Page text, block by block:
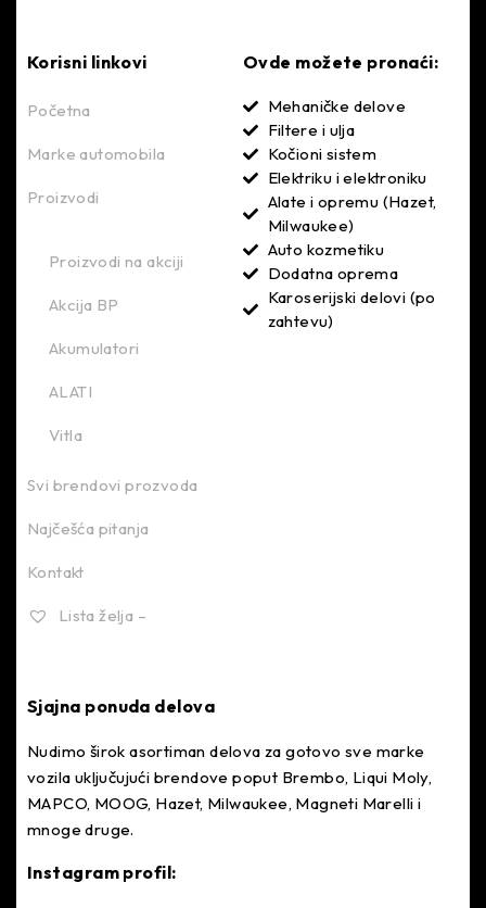
Korisni linkovi
Početna
Marke automobila
Proizvodi
Proizvodi na akciji
Akcija BP
Akumulatori
ALATI
Vitla
Svi brendovi prozvoda
Najčešća pitanja
Kontakt
Lista želja –
Ovde možete pronaći:
Mehaničke delove
Filtere i ulja
Kočioni sistem
Elektriku i elektroniku
Alate i opremu (Hazet,
Milwaukee)
Auto kozmetiku
Dodatna oprema
Karoserijski delovi (po
zahtevu)
Sjajna ponuda delova
Nudimo širok asortiman delova za gotovo sve marke
vozila uključujući brendove poput Brembo, Liqui Moly,
MAPCO, MOOG, Hazet, Milwaukee, Magneti Marelli i
mnoge druge.
Instagram profil: